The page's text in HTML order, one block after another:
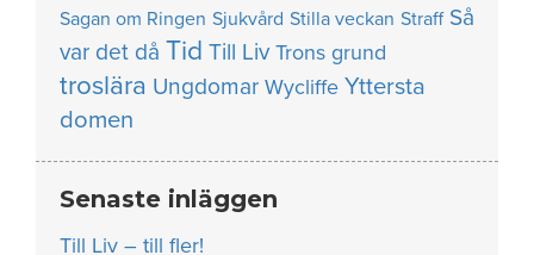
Sagan om Ringen Sjukvård Stilla veckan Straff Så
var det då Tid Till Liv Trons grund
troslära Ungdomar Wycliffe Yttersta
domen
Senaste inläggen
Till Liv – till fler!